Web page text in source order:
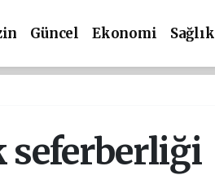
Güncel Ekonomi Sağlık
seferberliği